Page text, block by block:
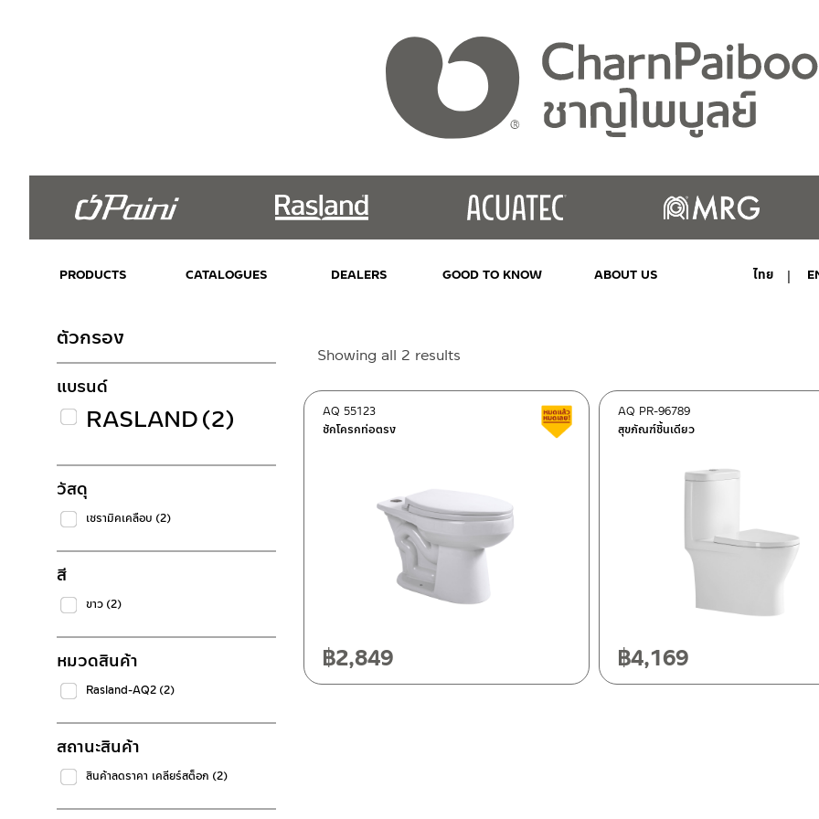
PRODUCTS CATALOGUES DEALERS GOOD TO KNOW ABOUT US ไทย
Showing all 2 results
latest
ชักโครกท่อตรง
AQ 55123 สินค้าลดราคา เคลียร์สต็อก
฿2,849
สุขภัณฑ์ชิ้นเดียว
AQ PR-96789
฿4,169
ตัวกรอง
แบรนด์
RASLAND(2)
วัสดุ
เซรามิคเคลือบ (2)
สี
ขาว (2)
หมวดสินค้า
Rasland-AQ2 (2)
สถานะสินค้า
สินค้าลดราคา เคลียร์สต็อก (2)